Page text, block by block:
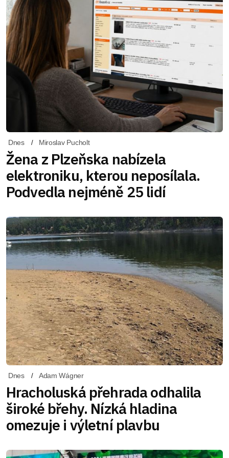
Dnes Miroslav Pucholt
Žena z Plzeňska nabízela
elektroniku, kterou neposílala.
Podvedla nejméně 25 lidí
Dnes Adam Wágner
Hracholuská přehrada odhalila
široké břehy. Nízká hladina
omezuje i výletní plavbu